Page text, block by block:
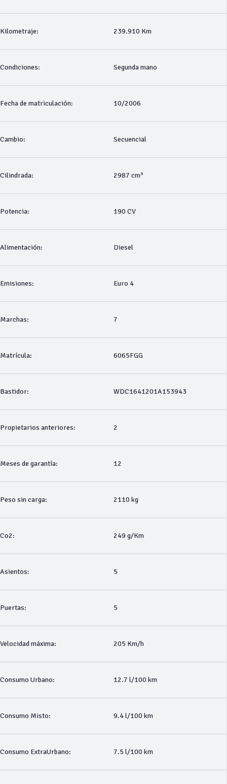
Kilometraje: 239.910 Km
Condiciones: Segunda mano
Fecha de matriculación: 10/2006
Cambio: Secuencial
Cilindrada: 2987 cm³
Potencia: 190 CV
Alimentación: Diesel
Emisiones: Euro 4
Marchas: 7
Matrícula: 6065FGG
Bastidor: WDC1641201A153943
Propietarios anteriores: 2
Meses de garantía: 12
Peso sin carga: 2110 kg
Co2: 249 g/Km
Asientos: 5
Puertas: 5
Velocidad máxima: 205 Km/h
Consumo Urbano: 12.7 l/100 km
Consumo Misto: 9.4 l/100 km
Consumo ExtraUrbano: 7.5 l/100 km